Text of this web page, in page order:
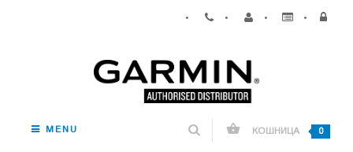
• • • •
MENU КОШНИЦА 0